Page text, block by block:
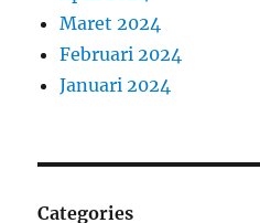
Maret 2024
Februari 2024
Januari 2024
Categories